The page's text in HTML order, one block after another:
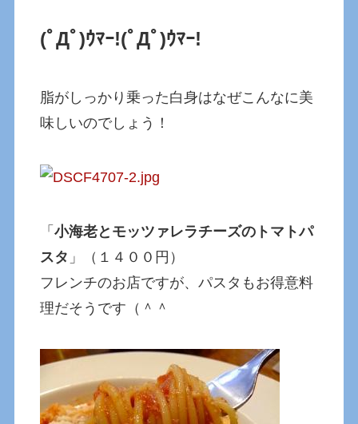
(ﾟДﾟ)ｳﾏｰ!(ﾟДﾟ)ｳﾏｰ!
脂がしっかり乗った白身はなぜこんなに美
味しいのでしょう！
「小海老とモッツァレラチーズのトマトパ
スタ 」（１４００円）
フレンチのお店ですが、パスタもお得意料
理だそうです（＾＾